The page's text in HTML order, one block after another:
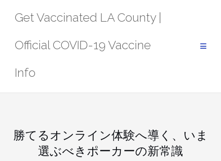
Get Vaccinated LA County |
Official COVID-19 Vaccine
Info
勝てるオンライン体験へ導く、いま
選ぶべきポーカーの新常識